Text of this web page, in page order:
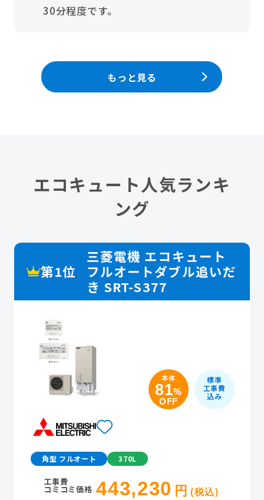
30分程度です。
もっと見る
エコキュート人気ランキ
ング
第1位
三菱電機 エコキュート
フルオートダブル追いだ
き SRT-S377
角型 フルオート 370L
本体
81%
OFF
標準
工事費
込み
工事費
コミコミ価格 443,230 円 (税込)